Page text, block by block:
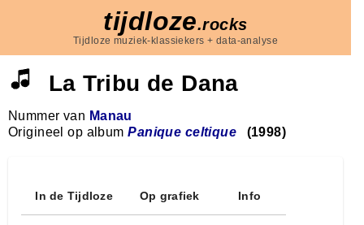
tijdloze.rocks
Tijdloze muziek-klassiekers + data-analyse
La Tribu de Dana
Nummer van Manau
Origineel op albumPanique celtique (1998)
In de Tijdloze Op grafiek Info